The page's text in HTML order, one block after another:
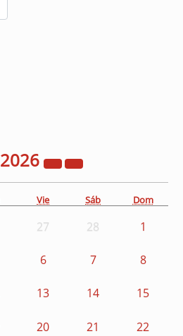
2026
Vie Sáb Dom
27 28 1
6 7 8
13 14 15
20 21 22